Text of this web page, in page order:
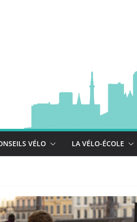
VÉLO LA VÉLO-ÉCOLE